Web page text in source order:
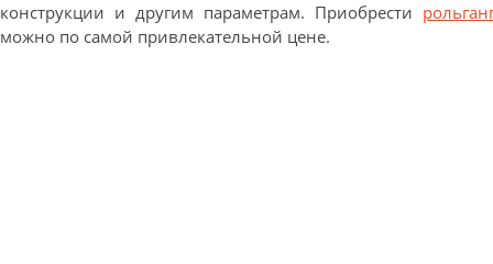
конструкции и другим параметрам. Приобрести
можно по самой привлекательной цене.